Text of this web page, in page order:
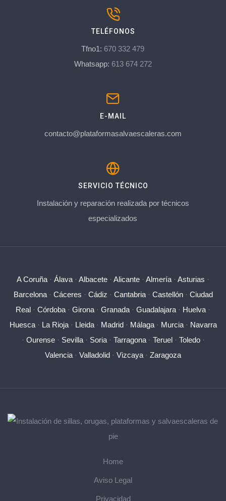
TELÉFONOS
Tfno1: 670 332 479
Whatsapp: 613 674 272
E-MAIL
contacto@plataformasalvaescaleras.com
SERVICIO TÉCNICO
Instalación y reparación realizada por técnicos
especializados
A Coruña · Álava · Albacete · Alicante · Almería · Asturias ·
Barcelona· Cáceres · Cádiz · Cantabria· Castellón· Ciudad
Real · Córdoba · Girona · Granada · Guadalajara · Huelva ·
Huesca· La Rioja· Lleida· Madrid· Málaga· Murcia· Navarra
· Ourense· Sevilla· Soria· Tarragona· Teruel· Toledo·
Valencia · Valladolid · Vizcaya · Zaragoza
Home
Aviso Legal
Privacidad